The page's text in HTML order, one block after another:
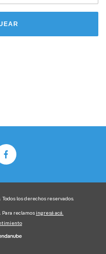
los derechos reservados.
Para reclamos ingresá acá.